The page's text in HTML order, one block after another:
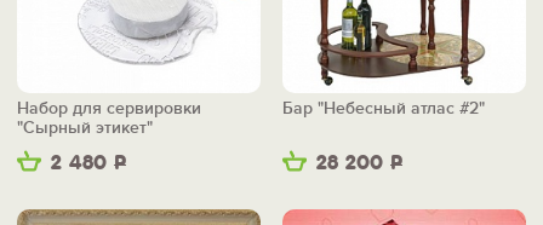
2 480 Р
Набор для сервировки
"Сырный этикет"
28 200 Р
Бар "Небесный атлас #2"